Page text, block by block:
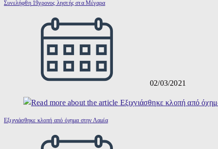
Συνελήφθη 19χρονος ληστής στα Μέγαρα
02/03/2021
Εξιχνιάσθηκε κλοπή από όχημα στην Λαμία